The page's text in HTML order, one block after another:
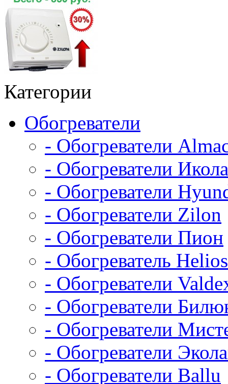
Категории
Обогреватели
- Обогреватели
- Обогреватели
- Обогреватели
- Обогреватели Zilon
- Обогреватели Пион
- Обогреватель
- Обогреватели
- Обогреватели
- Обогреватели
- Обогреватели
- Обогреватели Ballu